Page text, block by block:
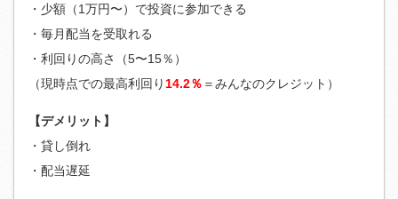
・少額（1万円〜）で投資に参加できる
・毎月配当を受取れる
・利回りの高さ（5〜15％）
（現時点での最高利回り 14.2％ ＝みんなのクレジット）
【デメリット】
・貸し倒れ
・配当遅延